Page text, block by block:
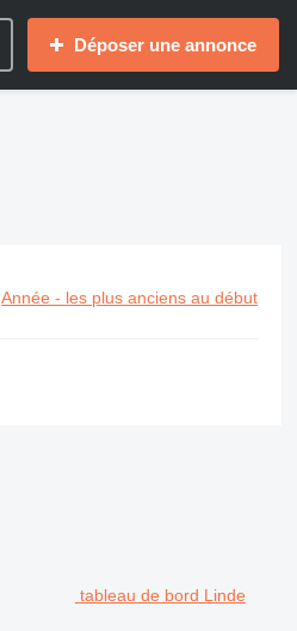
Déposer une annonce
Année - les plus anciens au début
tableau de bord Linde